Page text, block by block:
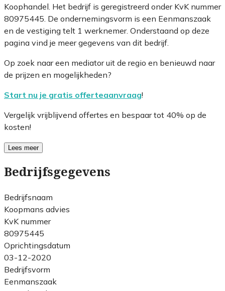
Koophandel. Het bedrijf is geregistreerd onder KvK nummer
80975445. De ondernemingsvorm is een Eenmanszaak
en de vestiging telt 1 werknemer. Onderstaand op deze
pagina vind je meer gegevens van dit bedrijf.
Op zoek naar een mediator uit de regio en benieuwd naar
de prijzen en mogelijkheden?
Start nu je gratis offerteaanvraag!
Vergelijk vrijblijvend offertes en bespaar tot 40% op de
kosten!
Lees meer
Bedrijfsgegevens
Bedrijfsnaam
Koopmans advies
KvK nummer
80975445
Oprichtingsdatum
03-12-2020
Bedrijfsvorm
Eenmanszaak